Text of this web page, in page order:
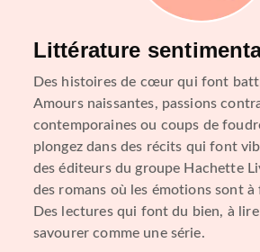
Littérature
Des histoires de cœur qui font
Amours naissantes, passions
contemporaines ou coups de
plongez dans des récits qui font
des éditeurs du groupe Hachette
des romans où les émotions sont à
Des lectures qui font du bien, à
savourer comme une série.